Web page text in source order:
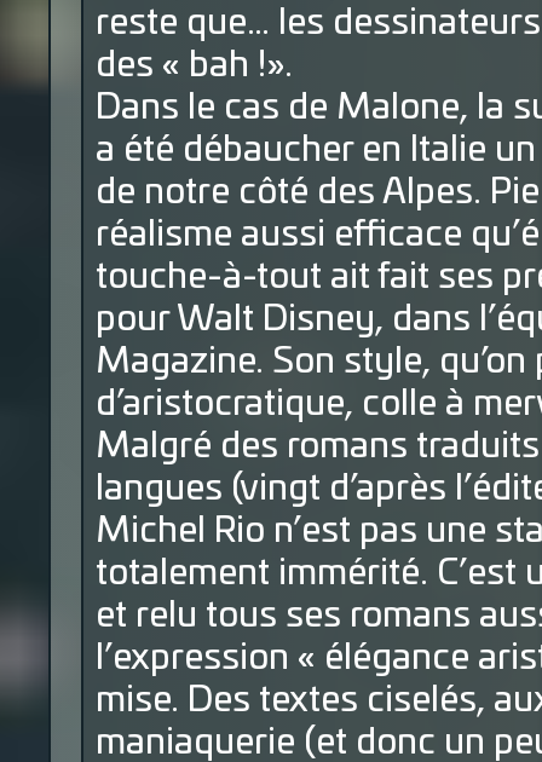
reste que… les
des « bah !».
Dans le cas de Malone, la
a été débaucher en Italie
de notre côté des Alpes.
réalisme aussi efficace
touche-à-tout ait fait ses
pour Walt Disney, dans
Magazine. Son style,
d’aristocratique, colle à
Malgré des romans
langues (vingt d’après
Michel Rio n’est pas une
totalement immérité. C’est
et relu tous ses romans
l’expression « élégance
mise. Des textes ciselés,
maniaquerie (et donc un